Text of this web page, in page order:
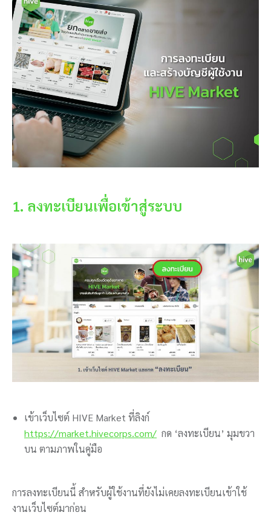
1. ลงทะเบียนเพื่อเข้าสู่ระบบ
เข้าเว็บไซต์ HIVE Market ที่ลิงก์
https://market.hivecorps.com/ กด ‘ลงทะเบียน’ มุมขวา
บน ตามภาพในคู่มือ
การลงทะเบียนนี้ สำหรับผู้ใช้งานที่ยังไม่เคยลงทะเบียนเข้าใช้
งานเว็บไซต์มาก่อน